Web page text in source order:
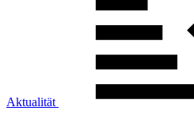
Aktualität